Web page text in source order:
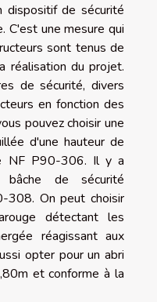
dispositif de sécurité
C'est une mesure qui
sont tenus de
réalisation du projet.
de sécurité, divers
en fonction des
pouvez choisir une
d'une hauteur de
NF P90-306. Il y a
de sécurité
308. On peut choisir
détectant les
réagissant aux
opter pour un abri
et conforme à la